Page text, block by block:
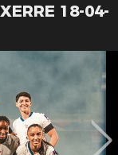
18-04-